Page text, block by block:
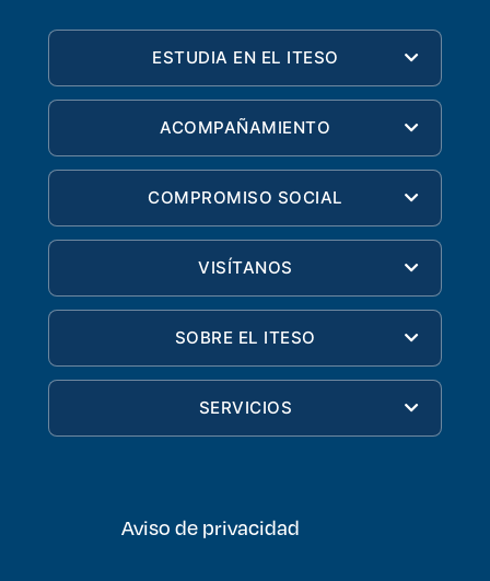
ESTUDIA EN EL ITESO
ACOMPAÑAMIENTO
COMPROMISO SOCIAL
VISÍTANOS
SOBRE EL ITESO
SERVICIOS
Aviso de privacidad